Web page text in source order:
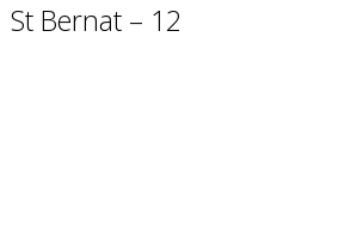
St Bernat – 12